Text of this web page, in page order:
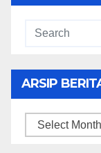
ARSIP
ARSIP